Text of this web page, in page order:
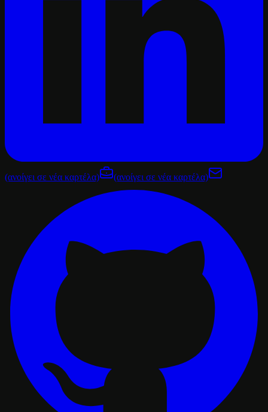
(ανοίγει σε νέα καρτέλα) (ανοίγει σε νέα καρτέλα)